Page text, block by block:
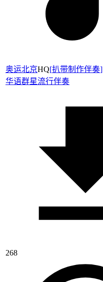
奥运北京HQ[扒带制作伴奏]
华语群星流行伴奏
268